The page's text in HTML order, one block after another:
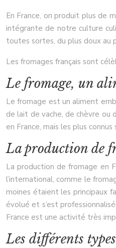
En France, on produit plus de
intégrante de notre culture
toutes sortes, du plus doux au
Les fromages français sont
Le fromage, un
Le fromage est un aliment
de lait de vache, de chèvre
en France, mais les plus
La production de
La production de fromage en
l’international, comme le
moines étaient les principaux
évolué et s’est
France est une activité très
Les différents